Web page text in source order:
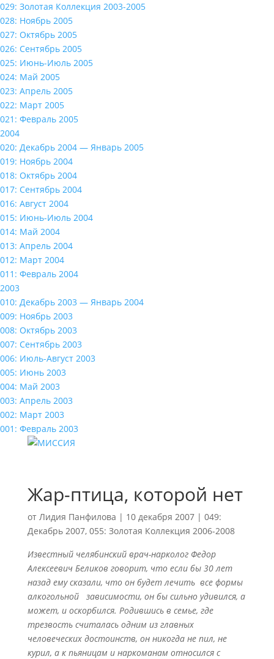
029: Золотая Коллекция 2003-2005
028: Ноябрь 2005
027: Октябрь 2005
026: Сентябрь 2005
025: Июнь-Июль 2005
024: Май 2005
023: Апрель 2005
022: Март 2005
021: Февраль 2005
2004
020: Декабрь 2004 — Январь 2005
019: Ноябрь 2004
018: Октябрь 2004
017: Сентябрь 2004
016: Август 2004
015: Июнь-Июль 2004
014: Май 2004
013: Апрель 2004
012: Март 2004
011: Февраль 2004
2003
010: Декабрь 2003 — Январь 2004
009: Ноябрь 2003
008: Октябрь 2003
007: Сентябрь 2003
006: Июль-Август 2003
005: Июнь 2003
004: Май 2003
003: Апрель 2003
002: Март 2003
001: Февраль 2003
Жар-птица, которой нет
от Лидия Панфилова | 10 декабря 2007| 049:
Декабрь 2007, 055: Золотая Коллекция 2006-2008
Известный челябинский врач-нарколог Федор
Алексеевич Беликов говорит, что если бы 30 лет
назад ему сказали, что он будет лечить все формы
алкогольной зависимости, он бы сильно удивился, а
может, и оскорбился. Родившись в семье, где
трезвость считалась одним из главных
человеческих достоинств, он никогда не пил, не
курил, а к пьяницам и наркоманам относился с